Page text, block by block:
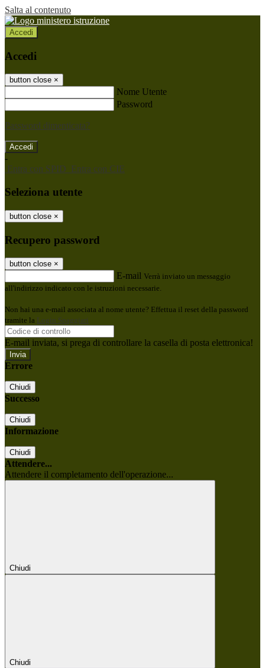
Salta al contenuto
Accedi
Accedi
button close ×
Nome Utente
Password
Password dimenticata?
-
Entra con SPID Entra con CIE
Seleziona utente
button close ×
Recupero password
button close ×
E-mail Verrà inviato un messaggio
all'indirizzo indicato con le istruzioni necessarie.
Non hai una e-mail associata al nome utente? Effettua il reset della password
tramite la Login Spaggiari
E-mail inviata, si prega di controllare la casella di posta elettronica!
Errore
Chiudi
Successo
Chiudi
Informazione
Chiudi
Attendere...
Attendere il completamento dell'operazione...
Chiudi
Chiudi